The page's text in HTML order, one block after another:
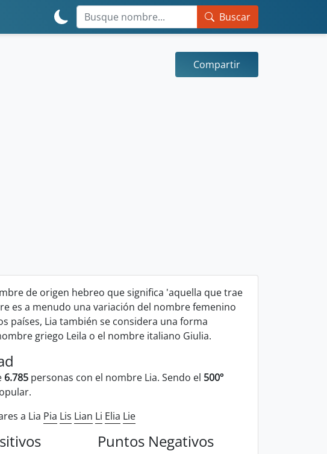
Buscar
Compartir
de origen hebreo que significa 'aquella que trae
es a menudo una variación del nombre femenino
países, Lia también se considera una forma
griego Leila o el nombre italiano Giulia.
6.785 personas con el nombre Lia. Sendo el 500º
a Lia Pia Lis Lian Li Elia Lie
Puntos Negativos